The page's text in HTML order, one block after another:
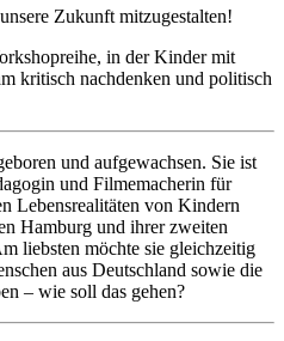
Zukunft mitzugestalten!
in der Kinder mit
kritisch nachdenken und politisch
und aufgewachsen. Sie ist
und Filmemacherin für
Lebensrealitäten von Kindern
Hamburg und ihrer zweiten
liebsten möchte sie gleichzeitig
aus Deutschland sowie die
– wie soll das gehen?